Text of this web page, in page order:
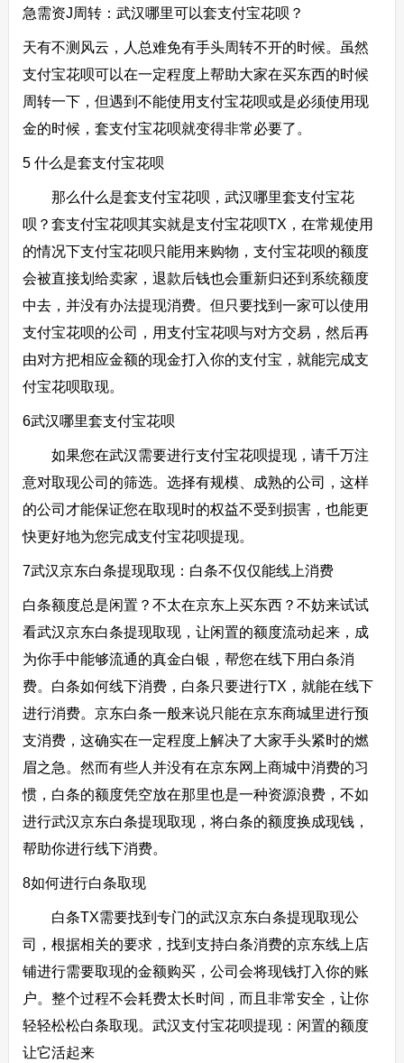
急需资J周转：武汉哪里可以套支付宝花呗？
天有不测风云，人总难免有手头周转不开的时候。虽然
支付宝花呗可以在一定程度上帮助大家在买东西的时候
周转一下，但遇到不能使用支付宝花呗或是必须使用现
金的时候，套支付宝花呗就变得非常必要了。
5 什么是套支付宝花呗
那么什么是套支付宝花呗，武汉哪里套支付宝花
呗？套支付宝花呗其实就是支付宝花呗TX，在常规使用
的情况下支付宝花呗只能用来购物，支付宝花呗的额度
会被直接划给卖家，退款后钱也会重新归还到系统额度
中去，并没有办法提现消费。但只要找到一家可以使用
支付宝花呗的公司，用支付宝花呗与对方交易，然后再
由对方把相应金额的现金打入你的支付宝，就能完成支
付宝花呗取现。
6武汉哪里套支付宝花呗
如果您在武汉需要进行支付宝花呗提现，请千万注
意对取现公司的筛选。选择有规模、成熟的公司，这样
的公司才能保证您在取现时的权益不受到损害，也能更
快更好地为您完成支付宝花呗提现。
7武汉京东白条提现取现：白条不仅仅能线上消费
白条额度总是闲置？不太在京东上买东西？不妨来试试
看武汉京东白条提现取现，让闲置的额度流动起来，成
为你手中能够流通的真金白银，帮您在线下用白条消
费。白条如何线下消费，白条只要进行TX，就能在线下
进行消费。京东白条一般来说只能在京东商城里进行预
支消费，这确实在一定程度上解决了大家手头紧时的燃
眉之急。然而有些人并没有在京东网上商城中消费的习
惯，白条的额度凭空放在那里也是一种资源浪费，不如
进行武汉京东白条提现取现，将白条的额度换成现钱，
帮助你进行线下消费。
8如何进行白条取现
白条TX需要找到专门的武汉京东白条提现取现公
司，根据相关的要求，找到支持白条消费的京东线上店
铺进行需要取现的金额购买，公司会将现钱打入你的账
户。整个过程不会耗费太长时间，而且非常安全，让你
轻轻松松白条取现。武汉支付宝花呗提现：闲置的额度
让它活起来